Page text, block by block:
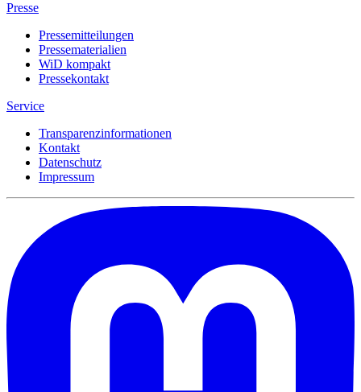
Presse
Pressemitteilungen
Pressematerialien
WiD kompakt
Pressekontakt
Service
Transparenzinformationen
Kontakt
Datenschutz
Impressum